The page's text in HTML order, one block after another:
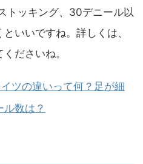
トッキング、30デニール以
いいですね。詳しくは、
ださいね。
ツの違いって何？足が細
ル数は？